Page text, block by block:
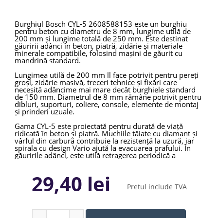
Burghiul Bosch CYL-5 2608588153 este un burghiu
pentru beton cu diametru de 8 mm, lungime utilă de
200 mm și lungime totală de 250 mm. Este destinat
găuririi adânci în beton, piatră, zidărie și materiale
minerale compatibile, folosind mașini de găurit cu
mandrină standard.
Lungimea utilă de 200 mm îl face potrivit pentru pereți
groși, zidărie masivă, treceri tehnice și fixări care
necesită adâncime mai mare decât burghiele standard
de 150 mm. Diametrul de 8 mm rămâne potrivit pentru
dibluri, suporturi, coliere, console, elemente de montaj
și prinderi uzuale.
Gama CYL-5 este proiectată pentru durată de viață
ridicată în beton și piatră. Muchiile tăiate cu diamant și
vârful din carbură contribuie la rezistență la uzură, iar
spirala cu design Vario ajută la evacuarea prafului. În
găuririle adânci, este utilă retragerea periodică a
Bosch CYL-5 8 x 200 x 250 mm este potrivit pentru
construcții, renovări, instalații, montaj tehnic și lucrări
unde se folosesc fixări mai adânci. Pentru rezultate
29,40 lei Pretul include TVA